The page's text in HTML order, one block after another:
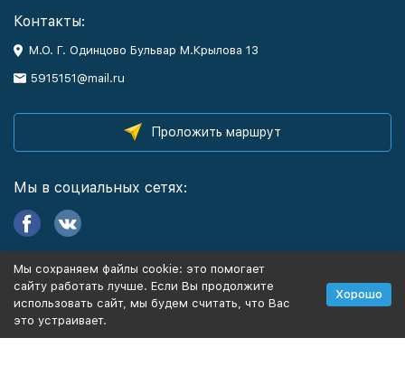
Контакты:
М.О. Г. Одинцово Бульвар М.Крылова 13
5915151@mail.ru
Проложить маршрут
Мы в социальных сетях:
Информация
Политика персональных данных
Мы сохраняем файлы cookie: это помогает
сайту работать лучше. Если Вы продолжите
использовать сайт, мы будем считать, что Вас
это устраивает.
Хорошо